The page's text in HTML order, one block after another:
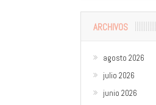
ARCHIVOS
agosto 2026
julio 2026
junio 2026